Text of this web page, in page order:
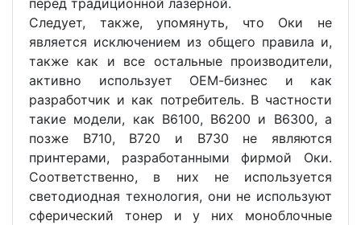
перед традиционной лазерной.
Следует, также, упомянуть, что Оки не
является исключением из общего правила и,
также как и все остальные производители,
активно использует ОЕМ-бизнес и как
разработчик и как потребитель. В частности
такие модели, как В6100, В6200 и В6300, а
позже B710, B720 и B730 не являются
принтерами, разработанными фирмой Оки.
Соответственно, в них не используется
светодиодная технология, они не используют
сферический тонер и у них моноблочные